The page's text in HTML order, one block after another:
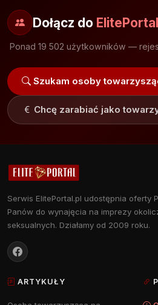
Dołącz do ElitePortal
Ponad 19 502 użytkowników —
Szukam osoby
Chcę zarabiać jako
Serwis ElitePortal.pl udostępnia oferty
Panów do wynajęcia na imprezy
seksualnych. Działamy od 2009 roku.
ARTYKUŁY